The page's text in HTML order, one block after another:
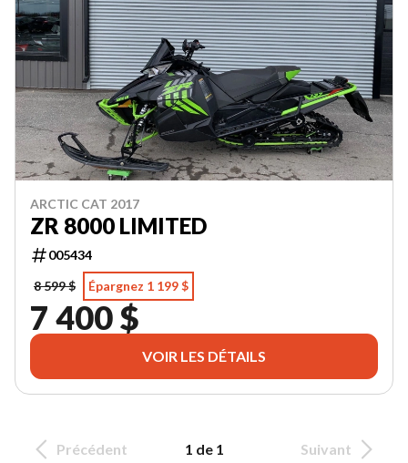
ARCTIC CAT 2017
ZR 8000 LIMITED
005434
8 599 $
Épargnez 1 199 $
7 400 $
VOIR LES DÉTAILS
Précédent 1 de 1 Suivant